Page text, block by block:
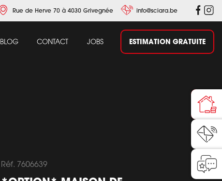
Rue de Herve 70 à 4030 Grivegnée info@sciara.be
BLOG CONTACT JOBS ESTIMATION GRATUITE
Réf. 7606639